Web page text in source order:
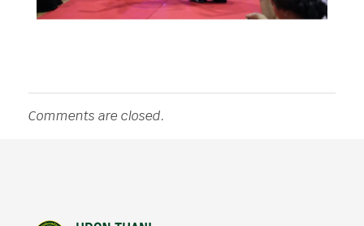
Comments are closed.